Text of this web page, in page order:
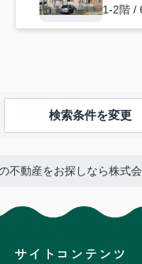
1-2階 /
検索条件を変更
不動産をお探しなら株式
サイトコンテンツ